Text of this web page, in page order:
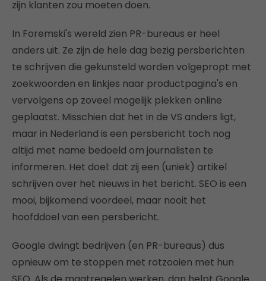
zijn klanten zou moeten doen.
In Foremski's wereld zien PR-bureaus er heel
anders uit. Ze zijn de hele dag bezig persberichten
te schrijven die gekunsteld worden volgepropt met
zoekwoorden en linkjes naar productpagina's en
vervolgens op zoveel mogelijk plekken online
geplaatst. Misschien dat het in de VS anders ligt,
maar in Nederland is een persbericht toch nog
altijd met name bedoeld om journalisten te
informeren. Het doel: dat zij een (uniek) artikel
schrijven over het nieuws in het bericht. SEO is een
mooi, bijkomend voordeel, maar nooit het
hoofddoel van een persbericht.
Google dwingt bedrijven (en PR-bureaus) dus
opnieuw om te stoppen met rotzooien met hun